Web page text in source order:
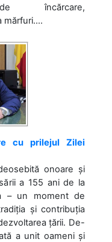
încărcare,
mărfuri....
cu prilejul Zilei
onoare și
a 155 ani de la
– un moment de
și contribuția
țării. De-
a unit oameni și